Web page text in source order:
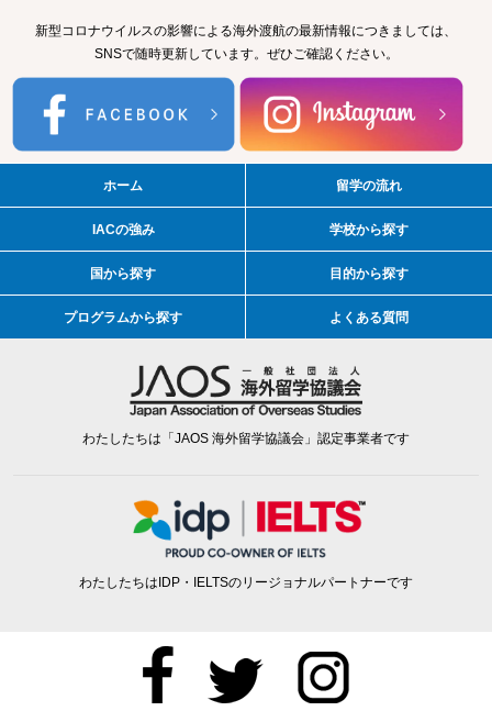
新型コロナウイルスの影響による海外渡航の最新情報につきましては、
SNSで随時更新しています。ぜひご確認ください。
ホーム 留学の流れ
IACの強み 学校から探す
国から探す 目的から探す
プログラムから探す よくある質問
わたしたちは「JAOS 海外留学協議会」認定事業者です
わたしたちはIDP・IELTSのリージョナルパートナーです